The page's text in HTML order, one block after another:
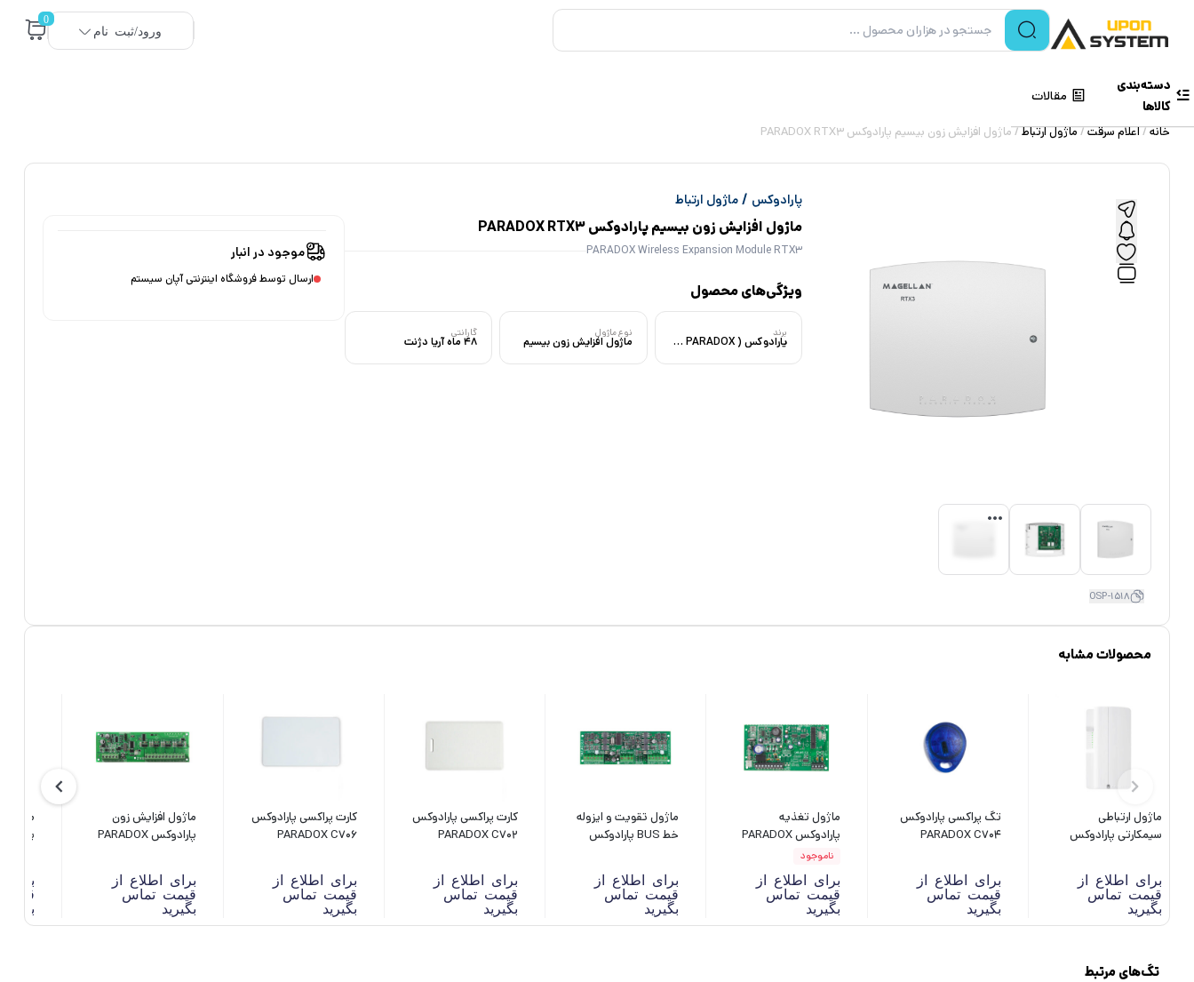
ورود/ثبت نام
0
دسته‌بندی
کالاها
مقالات
خانه/اعلام سرقت/ماژول ارتباط/ ماژول افزایش زون بیسیم پارادوکس PARADOX RTX3
OSP-1518
پارادوکس / ماژول ارتباط
ماژول افزایش زون بیسیم پارادوکس PARADOX RTX3
PARADOX Wireless Expansion Module RTX3
ویژگی‌های محصول
برند
پارادوکس ( PARADOX ) برند کانادایی
نوع ماژول
ماژول افزایش زون بیسیم
گارانتی
48 ماه آریا دژنت
موجود در انبار
ارسال توسط فروشگاه اینترنتی آپان سیستم
محصولات مشابه
ماژول ارتباطی
سیمکارتی پارادوکس
برای اطلاع از
قیمت تماس
بگیرید
تگ پراکسی پارادوکس
PARADOX C704
برای اطلاع از
قیمت تماس
بگیرید
ماژول تغذیه
پارادوکس PARADOX
PS817
ناموجود
برای اطلاع از
قیمت تماس
بگیرید
ماژول تقویت و ایزوله
خط BUS پارادوکس
برای اطلاع از
قیمت تماس
بگیرید
کارت پراکسی پارادوکس
PARADOX C702
برای اطلاع از
قیمت تماس
بگیرید
کارت پراکسی پارادوکس
PARADOX C706
برای اطلاع از
قیمت تماس
بگیرید
ماژول افزایش زون
پارادوکس PARADOX
برای اطلاع از
قیمت تماس
بگیرید
برای
بگیرید
تگ‌های مرتبط